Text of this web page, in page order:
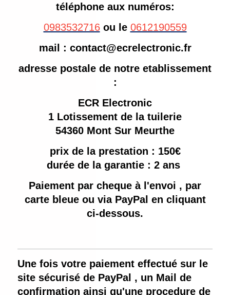
téléphone aux numéros:
0983532716 ou le 0612190559
mail : contact@ecrelectronic.fr
adresse postale de notre etablissement
:
ECR Electronic
1 Lotissement de la tuilerie
54360 Mont Sur Meurthe
prix de la prestation : 150€
durée de la garantie : 2 ans
Paiement par cheque à l'envoi , par
carte bleue ou via PayPal en cliquant
ci-dessous.
Une fois votre paiement effectué sur le
site sécurisé de PayPal , un Mail de
confirmation ainsi qu'une procedure de